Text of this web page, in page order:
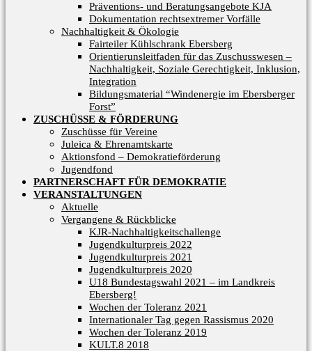
Präventions- und Beratungsangebote KJA
Dokumentation rechtsextremer Vorfälle
Nachhaltigkeit & Ökologie
Fairteiler Kühlschrank Ebersberg
Orientierunsleitfaden für das Zuschusswesen –
Nachhaltigkeit, Soziale Gerechtigkeit, Inklusion,
Integration
Bildungsmaterial “Windenergie im Ebersberger
Forst”
ZUSCHÜSSE & FÖRDERUNG
Zuschüsse für Vereine
Juleica & Ehrenamtskarte
Aktionsfond – Demokratieförderung
Jugendfond
PARTNERSCHAFT FÜR DEMOKRATIE
VERANSTALTUNGEN
Aktuelle
Vergangene & Rückblicke
KJR-Nachhaltigkeitschallenge
Jugendkulturpreis 2022
Jugendkulturpreis 2021
Jugendkulturpreis 2020
U18 Bundestagswahl 2021 – im Landkreis
Ebersberg!
Wochen der Toleranz 2021
Internationaler Tag gegen Rassismus 2020
Wochen der Toleranz 2019
KULT.8 2018